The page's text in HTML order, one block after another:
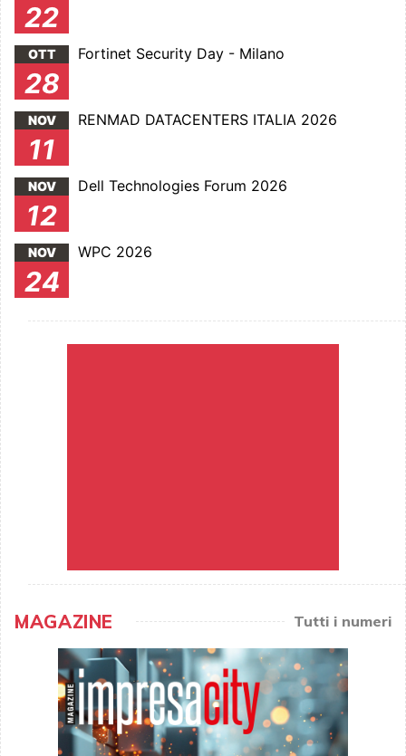
22
OTT
28
Fortinet Security Day - Milano
NOV
11
RENMAD DATACENTERS ITALIA 2026
NOV
12
Dell Technologies Forum 2026
NOV
24
WPC 2026
MAGAZINE Tutti i numeri